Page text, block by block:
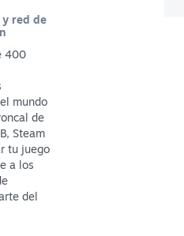
red de
400
mundo
de
Steam
tu juego
a los
del